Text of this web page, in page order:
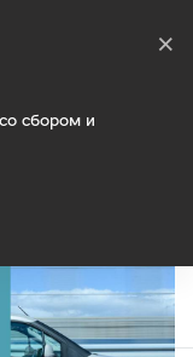
сбором и
×
его